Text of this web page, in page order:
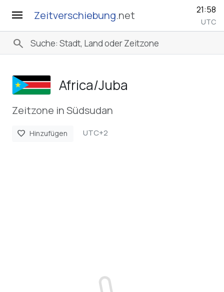
menu Zeitverschiebung.net 21:59
UTC
search
Africa/­Juba
Zeitzone in Südsudan
favorite Hinzufügen UTC+2